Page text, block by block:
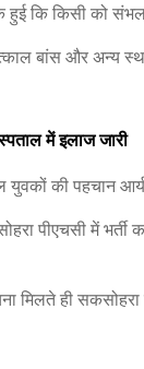
हुई कि किसी को
बांस और अन्य
में इलाज जारी
युवकों की पहचान
पीएचसी में
मिलते ही